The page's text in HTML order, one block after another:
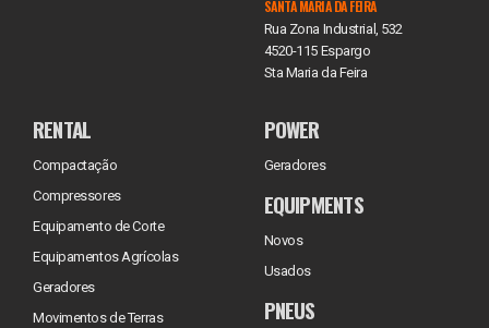
SANTA MARIA DA FEIRA
Rua Zona Industrial, 532
4520-115 Espargo
Sta Maria da Feira
RENTAL
Compactação
Compressores
Equipamento de Corte
Equipamentos Agrícolas
Geradores
Movimentos de Terras
POWER
Geradores
EQUIPMENTS
Novos
Usados
PNEUS